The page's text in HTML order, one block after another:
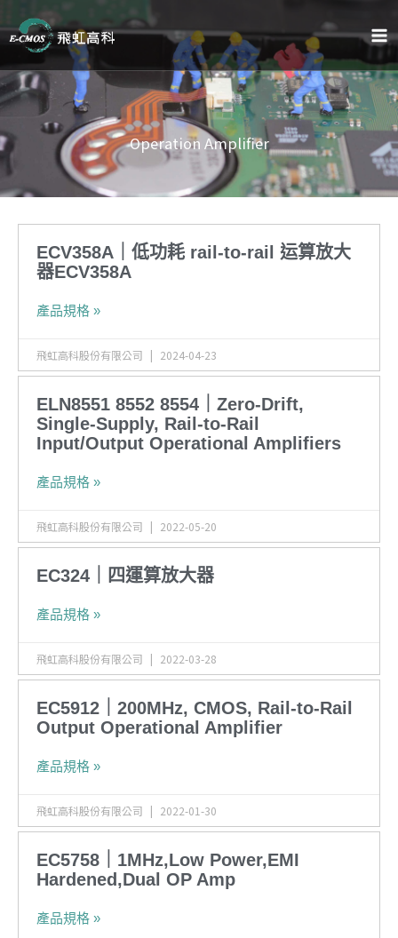
至
主
要
內
容
Operation Amplifier
ECV358A｜低功耗 rail-to-rail 运算放大
器ECV358A
產品規格 »
飛虹高科股份有限公司 2024-04-23
ELN8551 8552 8554｜Zero-Drift,
Single-Supply, Rail-to-Rail
Input/Output Operational Amplifiers
產品規格 »
飛虹高科股份有限公司 2022-05-20
EC324｜四運算放大器
產品規格 »
飛虹高科股份有限公司 2022-03-28
EC5912｜200MHz, CMOS, Rail-to-Rail
Output Operational Amplifier
產品規格 »
飛虹高科股份有限公司 2022-01-30
EC5758｜1MHz,Low Power,EMI
Hardened,Dual OP Amp
產品規格 »
面面